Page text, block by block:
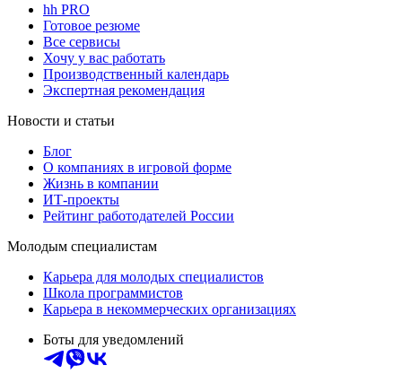
hh PRO
Готовое резюме
Все сервисы
Хочу у вас работать
Производственный календарь
Экспертная рекомендация
Новости и статьи
Блог
О компаниях в игровой форме
Жизнь в компании
ИТ-проекты
Рейтинг работодателей России
Молодым специалистам
Карьера для молодых специалистов
Школа программистов
Карьера в некоммерческих организациях
Боты для уведомлений